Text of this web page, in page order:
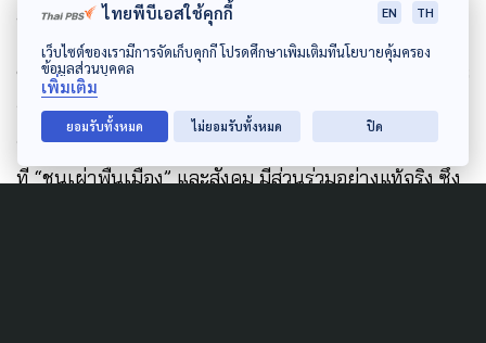
ประเทศไทย และ (7) บทเฉพาะกาล
ข้อดีของกฎหมายนี้ คือ “ชนเผ่าพื้นเมือง” จะถูกรับรองสิทธิ
อย่างเป็นทางการ, มีโอกาสแก้ปัญหาด้วยตนเองตรง
จุด สอดคล้องกับวิถีชีวิต, เป็นเครื่องมือและกลไกแก้ปัญหา
ที่ “ชนเผ่าพื้นเมือง” และสังคม มีส่วนร่วมอย่างแท้จริง ซึ่ง
ไทยพีบีเอสใช้คุกกี้ EN TH
เว็บไซต์ของเรามีการจัดเก็บคุกกี้ โปรดศึกษาเพิ่มเติมที่นโยบายคุ้มครอง
ข้อมูลส่วนบุคคล
เพิ่มเติม
ยอมรับทั้งหมด ไม่ยอมรับทั้งหมด ปิด